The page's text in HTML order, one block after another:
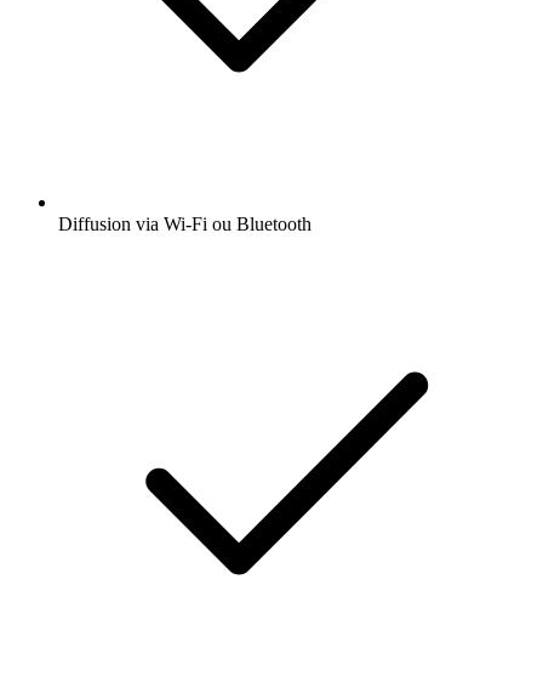
Diffusion via Wi-Fi ou Bluetooth